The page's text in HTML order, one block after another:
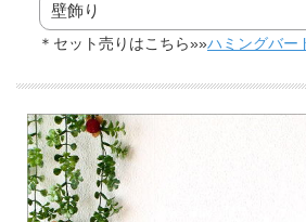
壁飾り
＊セット売りはこちら»»ハミングバー